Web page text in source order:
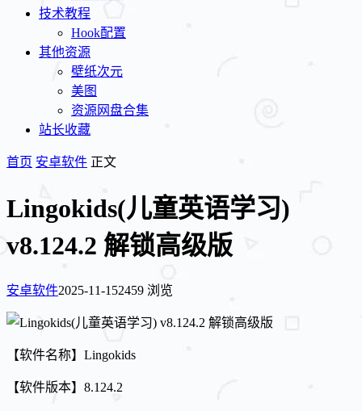
技术教程
Hook配置
其他资源
壁纸次元
美图
资源网盘合集
站长收藏
首页 安卓软件 正文
Lingokids(儿童英语学习)
v8.124.2 解锁高级版
安卓软件2025-11-152459 浏览
【软件名称】Lingokids
【软件版本】8.124.2